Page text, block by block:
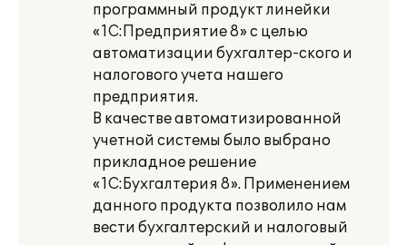
программный продукт линейки
«1С:Предприятие 8» с целью
автоматизации бухгалтер-ского и
налогового учета нашего
предприятия.
В качестве автоматизированной
учетной системы было выбрано
прикладное решение
«1С:Бухгалтерия 8». Применением
данного продукта позволило нам
вести бухгалтерский и налоговый